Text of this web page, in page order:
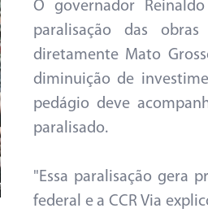
O governador
paralisação das
diretamente Mato
diminuição de
pedágio deve
paralisado.
"Essa paralisação gera
federal e a CCR Via